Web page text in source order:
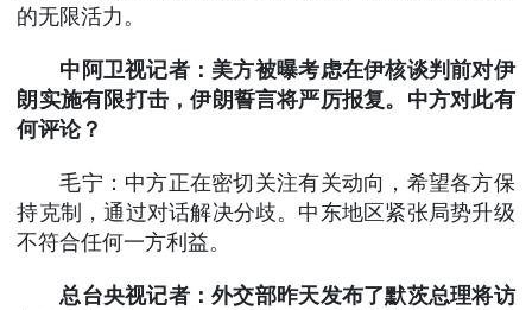
的无限活力。
中阿卫视记者：美方被曝考虑在伊核谈判前对伊
朗实施有限打击，伊朗誓言将严厉报复。中方对此有
何评论？
毛宁：中方正在密切关注有关动向，希望各方保
持克制，通过对话解决分歧。中东地区紧张局势升级
不符合任何一方利益。
总台央视记者：外交部昨天发布了默茨总理将访